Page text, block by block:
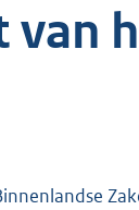
van